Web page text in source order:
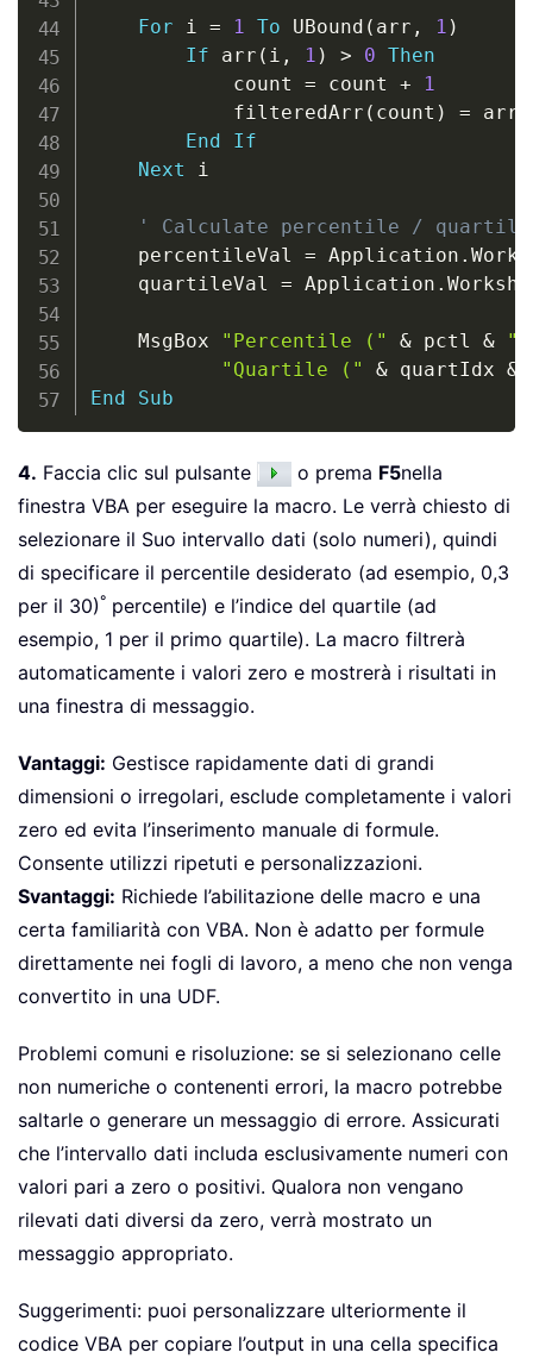
For i = 1 To UBound ( arr , 1 )
If arr ( i , 1 ) > 0 Then
            count
= count +
1
            filteredArr
( count ) = arr
End
If
Next i
' Calculate percentile / quartile
    percentileVal
= Application .
    quartileVal
= Application .
    MsgBox
"Percentile (" & pctl &
"Quartile ("
& quartIdx &
End
Sub
4. Faccia clic sul pulsante o prema F5nella
finestra VBA per eseguire la macro. Le verrà chiesto di
selezionare il Suo intervallo dati (solo numeri), quindi
di specificare il percentile desiderato (ad esempio, 0,3
per il 30)° percentile) e l’indice del quartile (ad
esempio, 1 per il primo quartile). La macro filtrerà
automaticamente i valori zero e mostrerà i risultati in
una finestra di messaggio.
Vantaggi: Gestisce rapidamente dati di grandi
dimensioni o irregolari, esclude completamente i valori
zero ed evita l’inserimento manuale di formule.
Consente utilizzi ripetuti e personalizzazioni.
Svantaggi: Richiede l’abilitazione delle macro e una
certa familiarità con VBA. Non è adatto per formule
direttamente nei fogli di lavoro, a meno che non venga
convertito in una UDF.
Problemi comuni e risoluzione: se si selezionano celle
non numeriche o contenenti errori, la macro potrebbe
saltarle o generare un messaggio di errore. Assicurati
che l’intervallo dati includa esclusivamente numeri con
valori pari a zero o positivi. Qualora non vengano
rilevati dati diversi da zero, verrà mostrato un
messaggio appropriato.
Suggerimenti: puoi personalizzare ulteriormente il
codice VBA per copiare l’output in una cella specifica